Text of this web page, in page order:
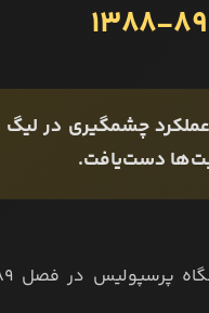
علی دایی، عملکرد چشمگیری
دست‌یافت.